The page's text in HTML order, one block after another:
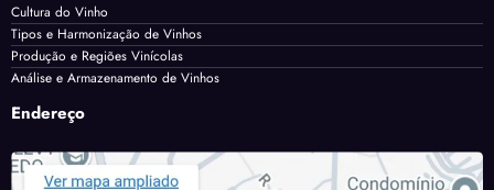
Cultura do Vinho
Tipos e Harmonização de Vinhos
Produção e Regiões Vinícolas
Análise e Armazenamento de Vinhos
Endereço